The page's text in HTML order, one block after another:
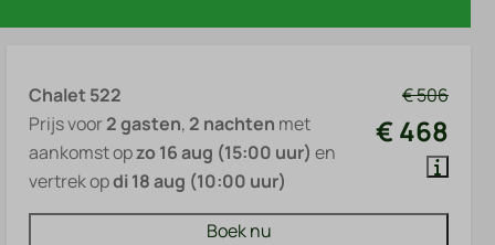
€ 506
€ 468
Chalet 522
Prijs voor2 gasten, 2 nachten met
aankomst opzo 16 aug (15:00 uur) en
vertrek opdi 18 aug (10:00 uur)
Boek nu